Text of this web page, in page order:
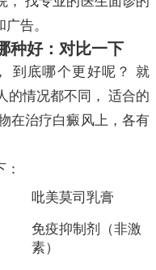
告。
种好：对比一下
到底哪个更好呢？ 就
的情况都不同， 适合的
在治疗白癜风上，各有
吡美莫司乳膏
免疫抑制剂（非激
素）